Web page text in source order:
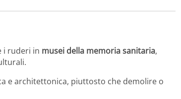
i ruderi in musei della memoria sanitaria,
e architettonica, piuttosto che demolire o